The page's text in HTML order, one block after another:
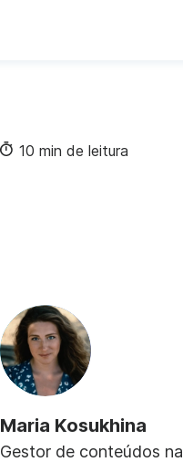
10 min de leitura
Maria Kosukhina
Gestor de conteúdos na